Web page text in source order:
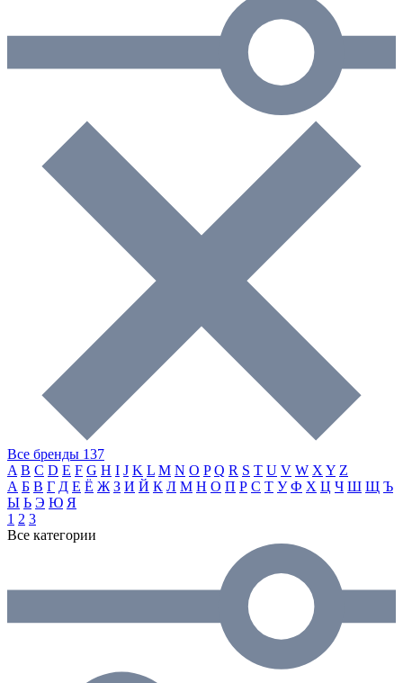
Все бренды 137
A B C D E F G H I J K L M N O P Q R S T U V W X Y Z
А Б В Г Д Е Ё Ж З И Й К Л М Н О П Р С Т У Ф Х Ц Ч Ш Щ Ъ
Ы Ь Э Ю Я
1 2 3
Все категории